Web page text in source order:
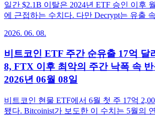
일간 $2.1B 이탈은 2024년 ETF 승인 이후
에 근접하는 수치다. 다만 Decrypt는 유출
2026. 06. 08.
비트코인 ETF 주간 순유출 17억
8, FTX 이후 최악의 주간 낙폭 속
2026년 06월 08일
비트코인 현물 ETF에서 6월 첫 주 17억
됐다. Bitcoinist가 보도한 이 수치는 5월의